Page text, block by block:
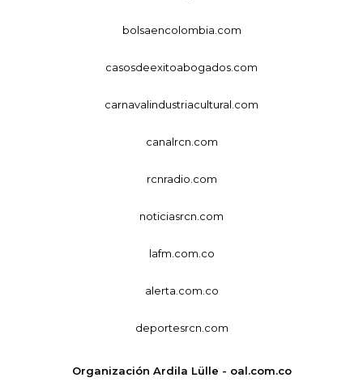
bolsaencolombia.com
casosdeexitoabogados.com
carnavalindustriacultural.com
canalrcn.com
rcnradio.com
noticiasrcn.com
lafm.com.co
alerta.com.co
deportesrcn.com
Organización Ardila Lülle - oal.com.co